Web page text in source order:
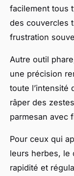
facilement tous
des couvercles
frustration
Autre outil
une précision
toute l’intensité
râper des
parmesan avec
Pour ceux qui
leurs herbes, le
rapidité et